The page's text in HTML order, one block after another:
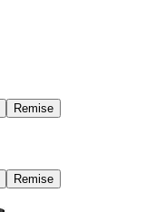
Remise
Remise